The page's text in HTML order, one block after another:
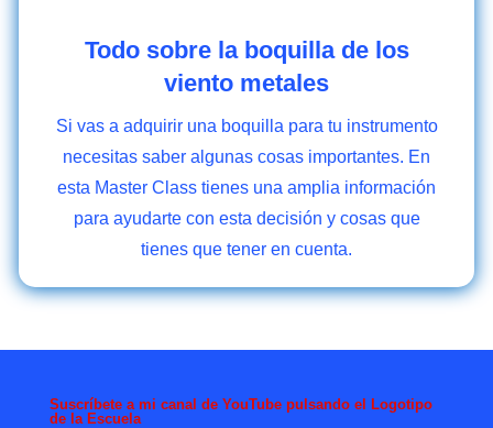
Todo sobre la boquilla de los
viento metales
Si vas a adquirir una boquilla para tu instrumento
necesitas saber algunas cosas importantes. En
esta Master Class tienes una amplia información
para ayudarte con esta decisión y cosas que
tienes que tener en cuenta.
Suscríbete a mi canal de YouTube pulsando el Logotipo
de la Escuela